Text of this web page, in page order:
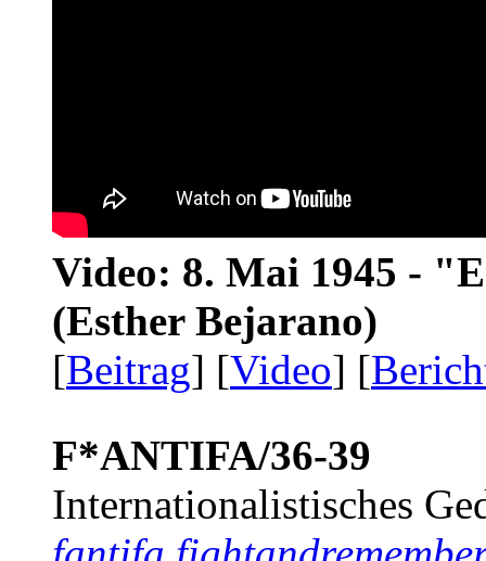
Video: 8. Mai 1945 -
(Esther Bejarano)
[Beitrag] [Video] [
F*ANTIFA/36-39
Internationalistisches